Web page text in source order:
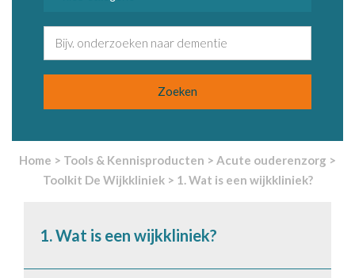
Home > Tools & Kennisproducten > Acute ouderenzorg >
Toolkit De Wijkkliniek> 1. Wat is een wijkkliniek?
1. Wat is een wijkkliniek?